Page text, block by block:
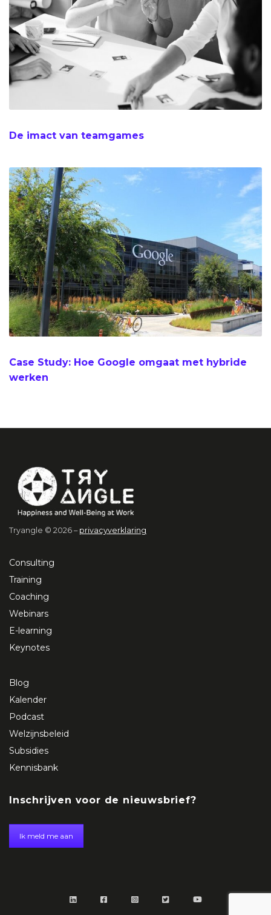
De imact van teamgames
Case Study: Hoe Google omgaat met hybride
werken
Tryangle © 2026 – privacyverklaring
Consulting
Training
Coaching
Webinars
E-learning
Keynotes
Blog
Kalender
Podcast
Welzijnsbeleid
Subsidies
Kennisbank
Inschrijven voor de nieuwsbrief?
Ik meld me aan